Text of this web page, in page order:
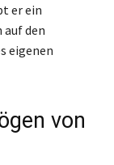
er ein
auf den
eigenen
von